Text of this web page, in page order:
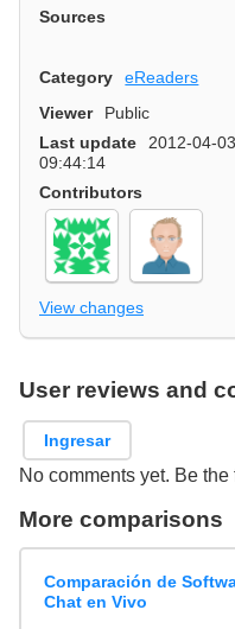
Sources
Category eReaders
Viewer
Public
Last update
2012-04-03
09:44:14
Contributors
View changes
User reviews and
Ingresar
No comments yet. Be
More comparisons
Comparación de
Chat en Vivo